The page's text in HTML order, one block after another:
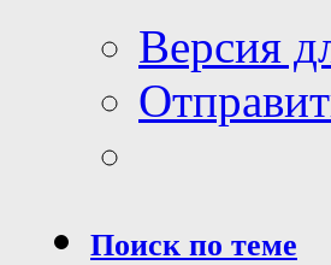
Версия
Поиск по теме